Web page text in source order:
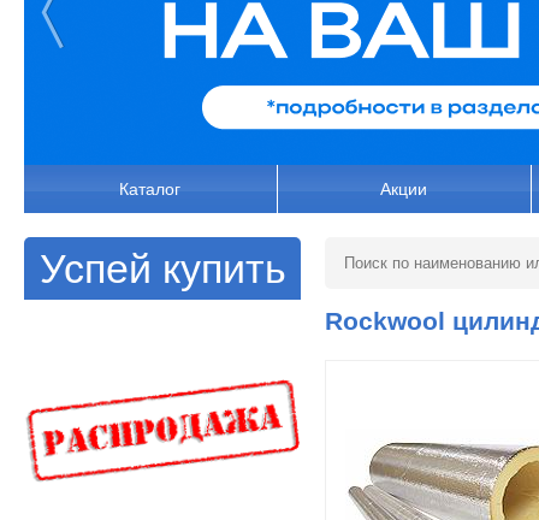
Каталог Акции
Успей купить
Rockwool